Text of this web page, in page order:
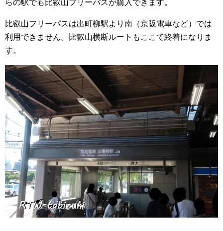
らの駅でも比叡山フリーパスが購入できます。
比叡山フリーパスは出町柳駅より南（京阪電車など）では
利用できません。
比叡山横断ルートもここで終着になりま
す。